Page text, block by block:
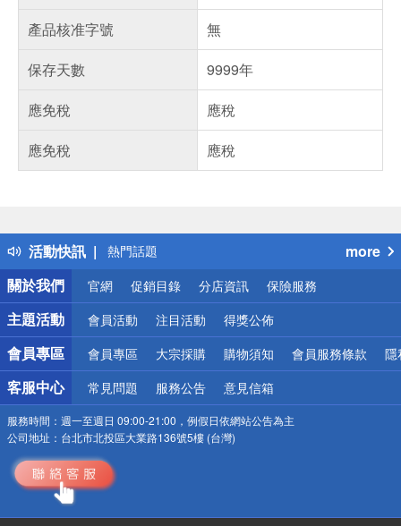
產品核准字號
無
保存天數
9999年
應免稅
應稅
應免稅
應稅
活動快訊
得獎公告
熱門話題
銀行優惠
偏遠地區配送
詐騙網頁！請小心！
more
關於我們
官網 促銷目錄 分店資訊 保險服務
主題活動 會員活動 注目活動 得獎公佈
會員專區 會員專區 大宗採購 購物須知 會員服務條款 隱
客服中心 常見問題 服務公告 意見信箱
服務時間： 週一至週日 09:00-21:00，例假日依網站公告為主
公司地址： 台北市北投區大業路136號5樓 (台灣)